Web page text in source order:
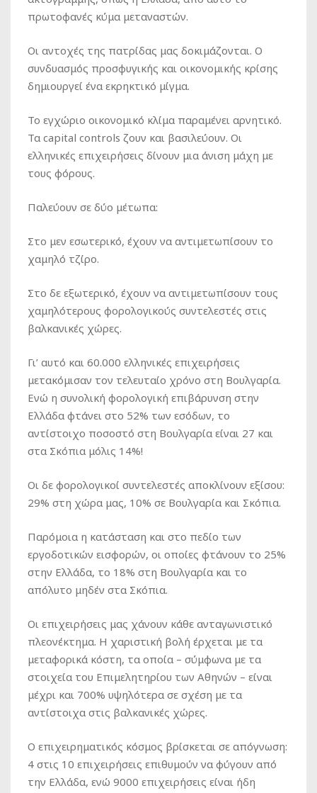
πρωτοφανές κύμα μεταναστών.
Οι αντοχές της πατρίδας μας δοκιμάζονται. Ο
συνδυασμός προσφυγικής και οικονομικής κρίσης
δημιουργεί ένα εκρηκτικό μίγμα.
Το εγχώριο οικονομικό κλίμα παραμένει αρνητικό.
Τα capital controls ζουν και βασιλεύουν. Οι
ελληνικές επιχειρήσεις δίνουν μια άνιση μάχη με
τους φόρους.
Παλεύουν σε δύο μέτωπα:
Στο μεν εσωτερικό, έχουν να αντιμετωπίσουν το
χαμηλό τζίρο.
Στο δε εξωτερικό, έχουν να αντιμετωπίσουν τους
χαμηλότερους φορολογικούς συντελεστές στις
βαλκανικές χώρες.
Γι’ αυτό και 60.000 ελληνικές επιχειρήσεις
μετακόμισαν τον τελευταίο χρόνο στη Βουλγαρία.
Ενώ η συνολική φορολογική επιβάρυνση στην
Ελλάδα φτάνει στο 52% των εσόδων, το
αντίστοιχο ποσοστό στη Βουλγαρία είναι 27 και
στα Σκόπια μόλις 14%!
Οι δε φορολογικοί συντελεστές αποκλίνουν εξίσου:
29% στη χώρα μας, 10% σε Βουλγαρία και Σκόπια.
Παρόμοια η κατάσταση και στο πεδίο των
εργοδοτικών εισφορών, οι οποίες φτάνουν το 25%
στην Ελλάδα, το 18% στη Βουλγαρία και το
απόλυτο μηδέν στα Σκόπια.
Οι επιχειρήσεις μας χάνουν κάθε ανταγωνιστικό
πλεονέκτημα. Η χαριστική βολή έρχεται με τα
μεταφορικά κόστη, τα οποία – σύμφωνα με τα
στοιχεία του Επιμελητηρίου των Αθηνών – είναι
μέχρι και 700% υψηλότερα σε σχέση με τα
αντίστοιχα στις βαλκανικές χώρες.
Ο επιχειρηματικός κόσμος βρίσκεται σε απόγνωση:
4 στις 10 επιχειρήσεις επιθυμούν να φύγουν από
την Ελλάδα, ενώ 9000 επιχειρήσεις είναι ήδη